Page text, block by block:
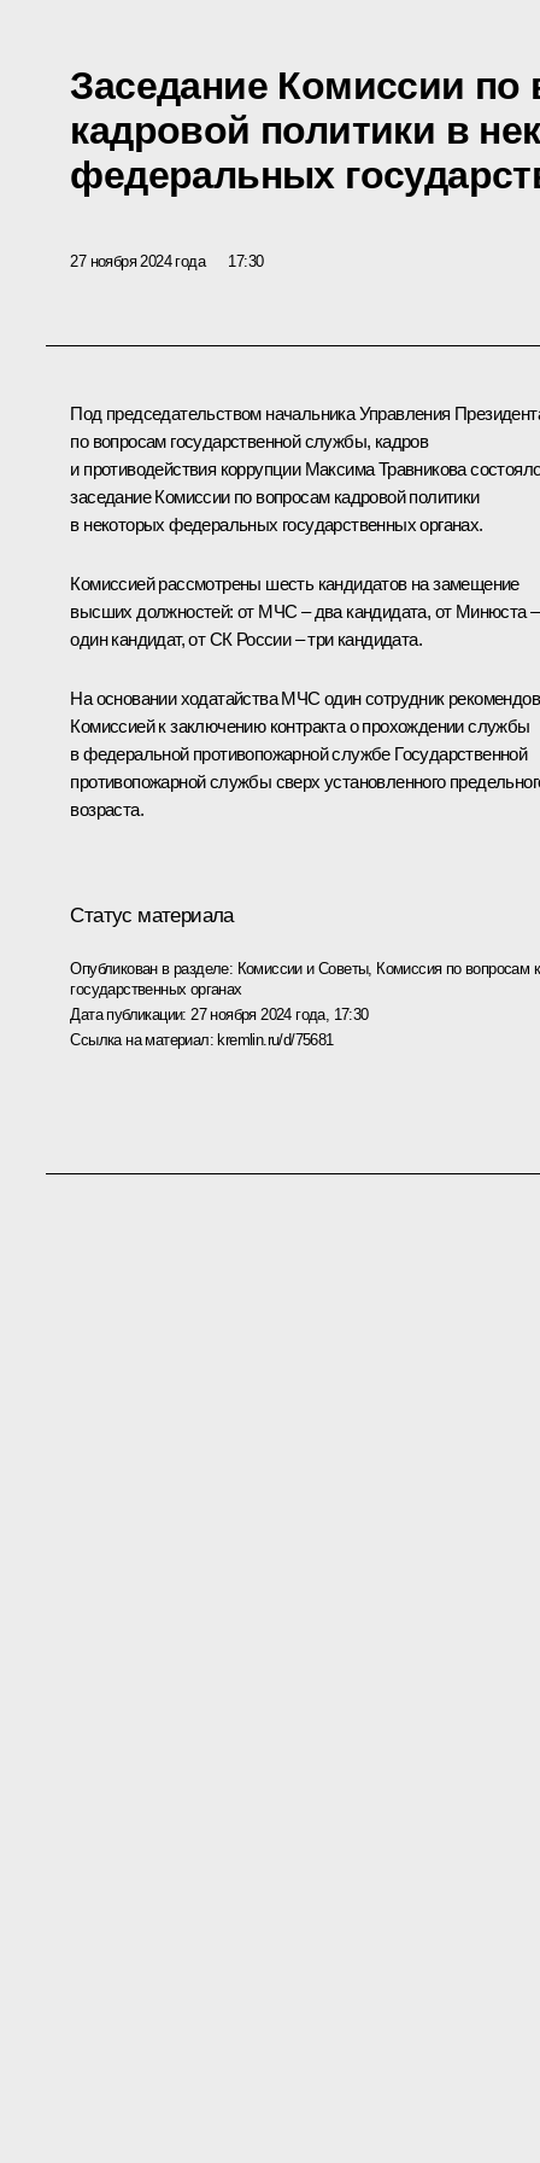
Заседание Комиссии по
кадровой политики в
федеральных
27 ноября 2024 года 17:30
Под председательством начальника Управления
по вопросам государственной службы, кадров
и противодействия коррупции Максима Травникова
заседание Комиссии по вопросам кадровой политики
в некоторых федеральных государственных органах.
Комиссией рассмотрены шесть кандидатов на замещение
высших должностей: от МЧС – два кандидата, от Минюста –
один кандидат, от СК России – три кандидата.
На основании ходатайства МЧС один сотрудник
Комиссией к заключению контракта о прохождении службы
в федеральной противопожарной службе Государственной
противопожарной службы сверх установленного
возраста.
Статус материала
Опубликован в разделе: Комиссии и Советы, Комиссия по вопросам
государственных органах
Дата публикации: 27 ноября 2024 года, 17:30
Ссылка на материал:kremlin.ru/d/75681